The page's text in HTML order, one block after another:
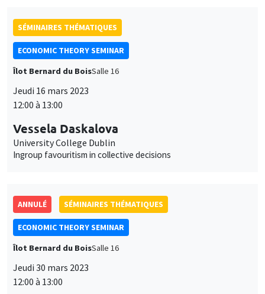
SÉMINAIRES THÉMATIQUES
ECONOMIC THEORY SEMINAR
Îlot Bernard du BoisSalle 16
Jeudi 16 mars 2023
12:00 à 13:00
Vessela Daskalova
University College Dublin
Ingroup favouritism in collective decisions
ANNULÉ SÉMINAIRES THÉMATIQUES
ECONOMIC THEORY SEMINAR
Îlot Bernard du BoisSalle 16
Jeudi 30 mars 2023
12:00 à 13:00